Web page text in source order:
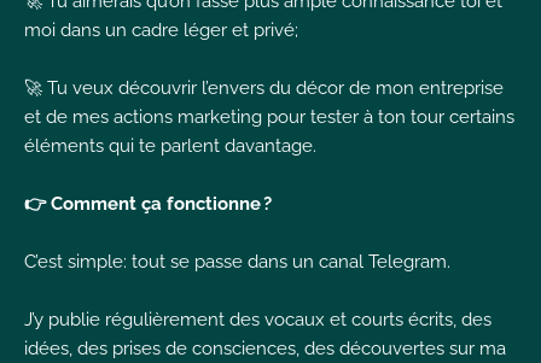
moi dans un cadre léger et privé;
🚀 Tu veux découvrir l’envers du décor de mon entreprise
et de mes actions marketing pour tester à ton tour certains
éléments qui te parlent davantage.
👉 Comment ça fonctionne ?
C’est simple: tout se passe dans un canal Telegram.
J’y publie régulièrement des vocaux et courts écrits, des
idées, des prises de consciences, des découvertes sur ma